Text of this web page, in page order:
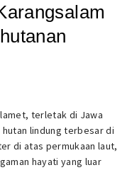
terletak di Jawa
hutan lindung terbesar di
di atas permukaan laut,
hayati yang luar